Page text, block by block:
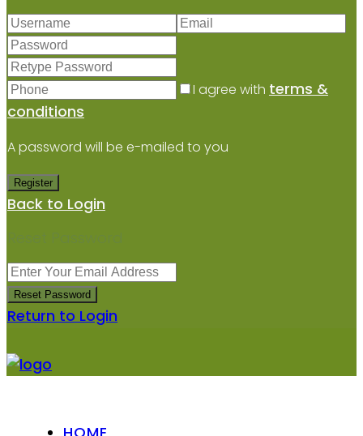
I agree with terms &
conditions
A password will be e-mailed to you
Register
Back to Login
Reset Password
Reset Password
Return to Login